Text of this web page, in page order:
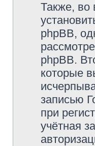
Также, во
phpBB,
phpBB.
которые
записью
при
учётная